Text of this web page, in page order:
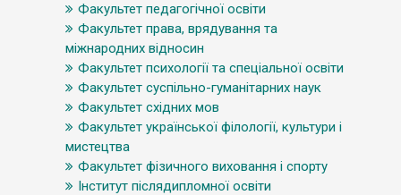
Факультет педагогічної освіти
Факультет права, врядування та
міжнародних відносин
Факультет психології та спеціальної освіти
Факультет суспільно-гуманітарних наук
Факультет східних мов
Факультет української філології, культури і
мистецтва
Факультет фізичного виховання і спорту
Інститут післядипломної освіти